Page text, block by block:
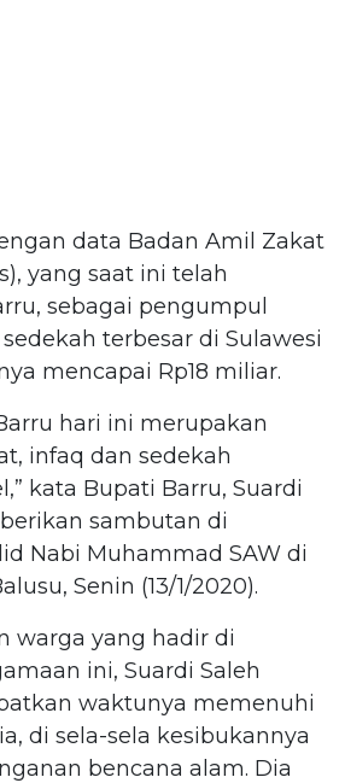
data Badan Amil Zakat
yang saat ini telah
sebagai pengumpul
terbesar di Sulawesi
mencapai Rp18 miliar.
hari ini merupakan
infaq dan sedekah
kata Bupati Barru, Suardi
sambutan di
Nabi Muhammad SAW di
Senin (13/1/2020).
warga yang hadir di
ini, Suardi Saleh
waktunya memenuhi
di sela-sela kesibukannya
bencana alam. Dia